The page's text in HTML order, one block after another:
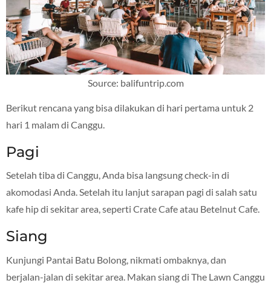
Source: balifuntrip.com
Berikut rencana yang bisa dilakukan di hari pertama untuk 2
hari 1 malam di Canggu.
Pagi
Setelah tiba di Canggu, Anda bisa langsung check-in di
akomodasi Anda. Setelah itu lanjut sarapan pagi di salah satu
kafe hip di sekitar area, seperti Crate Cafe atau Betelnut Cafe.
Siang
Kunjungi Pantai Batu Bolong, nikmati ombaknya, dan
berjalan-jalan di sekitar area. Makan siang di The Lawn Canggu